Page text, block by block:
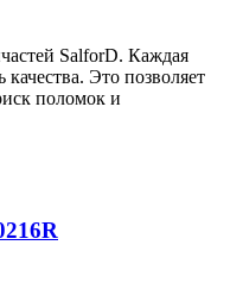
SalforD. Каждая
качества. Это позволяет
поломок и